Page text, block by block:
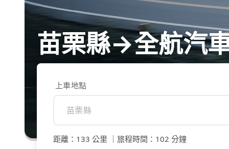
苗栗縣→全航汽
上車地點
距離 ： 133 公里 旅程時間 ： 102 分鐘